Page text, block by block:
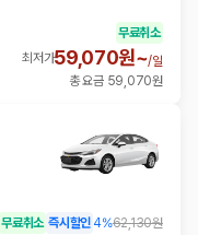
무료취소
최저가59,070원~/일
총 요금 59,070원
무료취소 즉시할인 4%62,130원